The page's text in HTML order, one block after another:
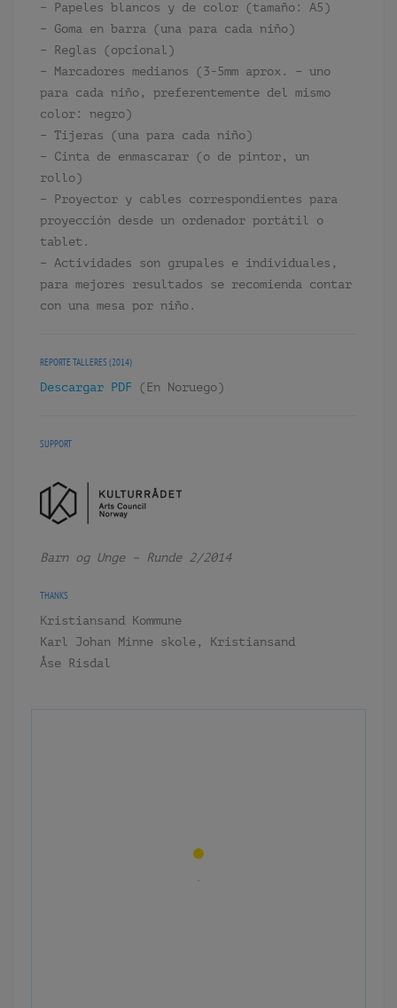
– Papeles blancos y de color (tamaño: A5)
– Goma en barra (una para cada niño)
– Reglas (opcional)
– Marcadores medianos (3-5mm aprox. – uno
para cada niño, preferentemente del mismo
color: negro)
– Tijeras (una para cada niño)
– Cinta de enmascarar (o de pintor, un
rollo)
– Proyector y cables correspondientes para
proyección desde un ordenador portátil o
tablet.
– Actividades son grupales e individuales,
para mejores resultados se recomienda contar
con una mesa por niño.
REPORTE TALLERES (2014)
Descargar PDF (En Noruego)
SUPPORT
Barn og Unge – Runde 2/2014
THANKS
Kristiansand Kommune
Karl Johan Minne skole, Kristiansand
Åse Risdal